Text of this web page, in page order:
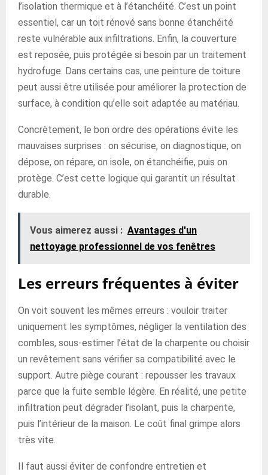
l’isolation thermique et à l’étanchéité. C’est un point
essentiel, car un toit rénové sans bonne étanchéité
reste vulnérable aux infiltrations. Enfin, la couverture
est reposée, puis protégée si besoin par un traitement
hydrofuge. Dans certains cas, une peinture de toiture
peut aussi être utilisée pour améliorer la protection de
surface, à condition qu’elle soit adaptée au matériau.
Concrètement, le bon ordre des opérations évite les
mauvaises surprises : on sécurise, on diagnostique, on
dépose, on répare, on isole, on étanchéifie, puis on
protège. C’est cette logique qui garantit un résultat
durable.
Vous aimerez aussi : Avantages d'un
nettoyage professionnel de vos fenêtres
Les erreurs fréquentes à éviter
On voit souvent les mêmes erreurs : vouloir traiter
uniquement les symptômes, négliger la ventilation des
combles, sous-estimer l’état de la charpente ou choisir
un revêtement sans vérifier sa compatibilité avec le
support. Autre piège courant : repousser les travaux
parce que la fuite semble légère. En réalité, une petite
infiltration peut dégrader l’isolant, puis la charpente,
puis l’intérieur de la maison. Le coût final grimpe alors
très vite.
Il faut aussi éviter de confondre entretien et